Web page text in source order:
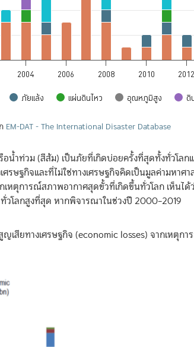
ภัยแล้ง แผ่นดินไหว อุณหภูมิสูง ดิ
2004 2006 2008 2010 2012
EM-DAT - The International Disaster Database
น้ำท่วม (สีส้ม) เป็นภัยที่เกิดบ่อยครั้งที่สุดทั้งทั่วโลก
ศรษฐกิจและที่ไม่ใช่ทางเศรษฐกิจคิดเป็นมูลค่ามหา
เหตุการณ์สภาพอากาศสุดขั้วที่เกิดขึ้นทั่วโลก เห็น
วโลกสูงที่สุด หากพิจารณาในช่วงปี 2000–2019
ญเสียทางเศรษฐกิจ (economic losses) จากเหตุ